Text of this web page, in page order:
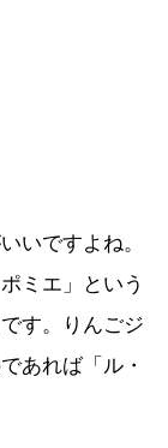
いですよね。
ミエ」という
す。りんごジ
あれば「ル・